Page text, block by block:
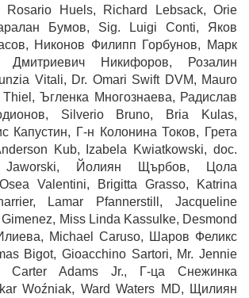
Rosario Huels, Richard Lebsack, Orie
Бумов, Sig. Luigi Conti, Яков
Никонов Филипп Горбунов, Марк
Никифоров, Розалин
Vitali, Dr. Omari Swift DVM, Mauro
Ъгленка Многознаева, Радислав
Silverio Bruno, Bria Kulas,
Капустин, Г-н Колонина Токов, Грета
Kub, Izabela Kwiatkowski, doc.
Йолиян Щърбов, Цола
Valentini, Brigitta Grasso, Katrina
Lamar Pfannerstill, Jacqueline
Miss Linda Kassulke, Desmond
Michael Caruso, Шаров Феликс
Bigot, Gioacchino Sartori, Mr. Jennie
Carter Adams Jr., Г-ца Снежинка
Woźniak, Ward Waters MD, Щилиян